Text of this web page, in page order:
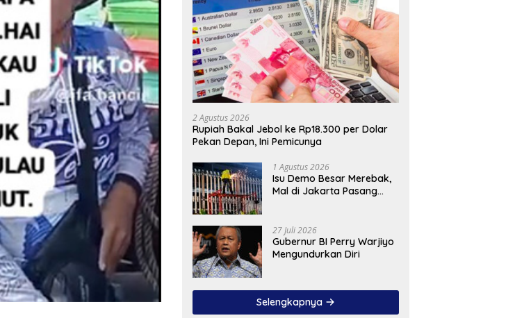
2 Agustus 2026
Rupiah Bakal Jebol ke Rp18.300 per Dolar
Pekan Depan, Ini Pemicunya
1 Agustus 2026
Isu Demo Besar Merebak,
Mal di Jakarta Pasang
27 Juli 2026
Gubernur BI Perry Warjiyo
Mengundurkan Diri
Selengkapnya